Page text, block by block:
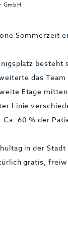
Sommerzeit
das
Etage
Linie
60 % der
in der
gratis,